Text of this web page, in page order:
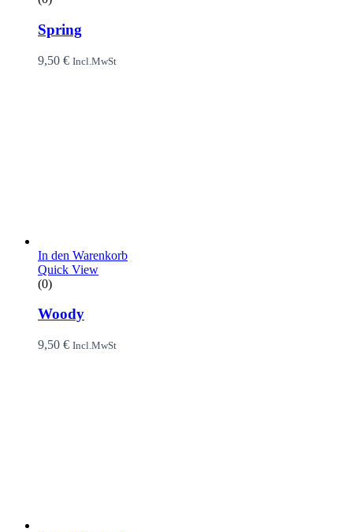
Spring
9,50 € Incl.MwSt
In den Warenkorb
Quick View
(0)
Woody
9,50 € Incl.MwSt